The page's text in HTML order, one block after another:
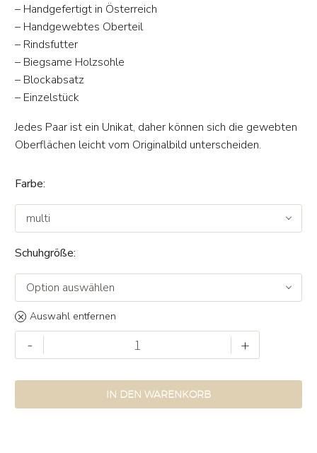
– Handgefertigt in Österreich
– Handgewebtes Oberteil
– Rindsfutter
– Biegsame Holzsohle
– Blockabsatz
– Einzelstück
Jedes Paar ist ein Unikat, daher können sich die gewebten
Oberflächen leicht vom Originalbild unterscheiden.
Farbe
multi
Schuhgröße
Option auswählen
Auswahl entfernen
-
Hilde
+
IN DEN WARENKORB